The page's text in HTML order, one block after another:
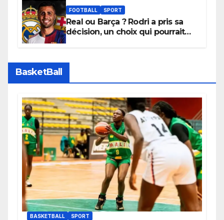
apaisées.
FOOTBALL SPORT
Real ou Barça ? Rodri a pris sa
décision, un choix qui pourrait
BasketBall
BASKETBALL SPORT